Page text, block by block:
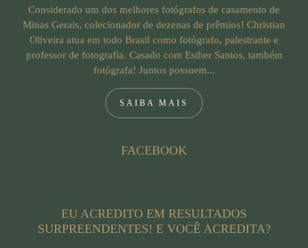
Considerado um dos melhores fotógrafos de casamento de
Minas Gerais, colecionador de dezenas de prêmios! Christian
Oliveira atua em todo Brasil como fotógrafo, palestrante e
professor de fotografia. Casado com Esther Santos, também
fotógrafa! Juntos possuem...
SAIBA MAIS
FACEBOOK
EU ACREDITO EM RESULTADOS
SURPREENDENTES! E VOCÊ ACREDITA?